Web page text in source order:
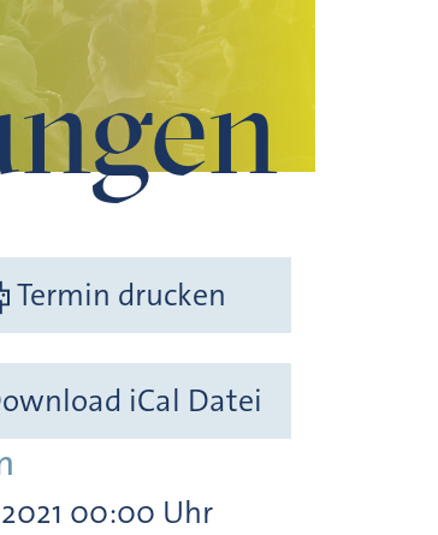
Termin drucken
iCal Datei
2021 00:00 Uhr